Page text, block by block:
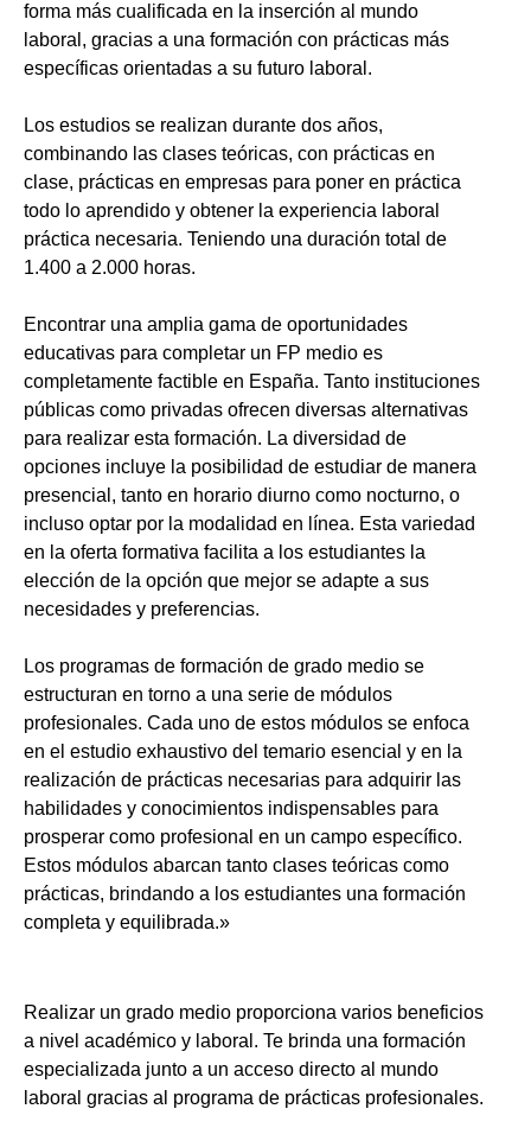
forma más cualificada en la inserción al mundo
laboral, gracias a una formación con prácticas más
específicas orientadas a su futuro laboral.
Los estudios se realizan durante dos años,
combinando las clases teóricas, con prácticas en
clase, prácticas en empresas para poner en práctica
todo lo aprendido y obtener la experiencia laboral
práctica necesaria. Teniendo una duración total de
1.400 a 2.000 horas.
Encontrar una amplia gama de oportunidades
educativas para completar un FP medio es
completamente factible en España. Tanto instituciones
públicas como privadas ofrecen diversas alternativas
para realizar esta formación. La diversidad de
opciones incluye la posibilidad de estudiar de manera
presencial, tanto en horario diurno como nocturno, o
incluso optar por la modalidad en línea. Esta variedad
en la oferta formativa facilita a los estudiantes la
elección de la opción que mejor se adapte a sus
necesidades y preferencias.
Los programas de formación de grado medio se
estructuran en torno a una serie de módulos
profesionales. Cada uno de estos módulos se enfoca
en el estudio exhaustivo del temario esencial y en la
realización de prácticas necesarias para adquirir las
habilidades y conocimientos indispensables para
prosperar como profesional en un campo específico.
Estos módulos abarcan tanto clases teóricas como
prácticas, brindando a los estudiantes una formación
completa y equilibrada.»
Realizar un grado medio proporciona varios beneficios
a nivel académico y laboral. Te brinda una formación
especializada junto a un acceso directo al mundo
laboral gracias al programa de prácticas profesionales.